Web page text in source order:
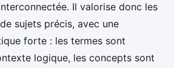
Il valorise donc les
sujets précis, avec une
forte : les termes sont
logique, les concepts sont